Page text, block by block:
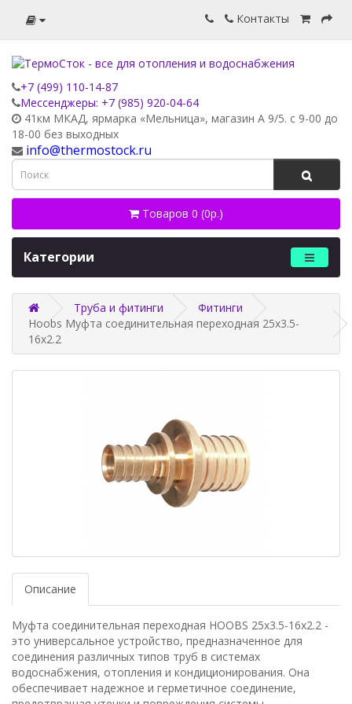
Контакты
+7 (499) 110-14-87
Мессенджеры: +7 (985) 920-04-64
41км МКАД, ярмарка «Мельница», магазин А 9/5. с 9-00 до
18-00 без выходных
info@thermostock.ru
Товаров 0 (0р.)
Категории
Труба и фитинги
Фитинги
Hoobs Муфта соединительная переходная 25х3.5-
16х2.2
Описание
Муфта соединительная переходная HOOBS 25х3.5-16х2.2 -
это универсальное устройство, предназначенное для
соединения различных типов труб в системах
водоснабжения, отопления и кондиционирования. Она
обеспечивает надежное и герметичное соединение,